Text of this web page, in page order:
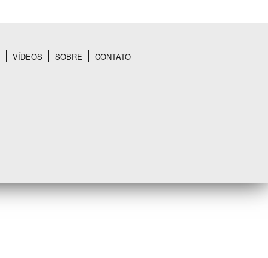
VÍDEOS SOBRE CONTATO